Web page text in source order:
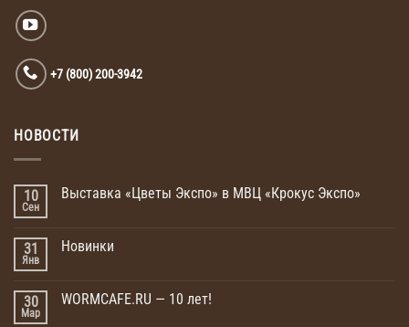
+7 (800) 200-3942
НОВОСТИ
10
Сен
Выставка «Цветы Экспо» в МВЦ «Крокус Экспо»
31
Янв
Новинки
30
Мар
WORMCAFE.RU — 10 лет!